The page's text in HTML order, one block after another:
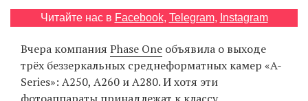
Читайте нас в Facebook, Telegram, Instagram
Вчера компания Phase One объявила о выходе
трёх беззеркальных среднеформатных камер «A-
Series»: A250, A260 и A280. И хотя эти